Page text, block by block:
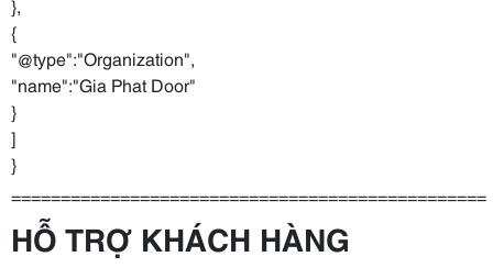
{
"@type":"Organization",
"name":"Gia Phat Door"
}
]
}
================================================
HỖ TRỢ KHÁCH HÀNG